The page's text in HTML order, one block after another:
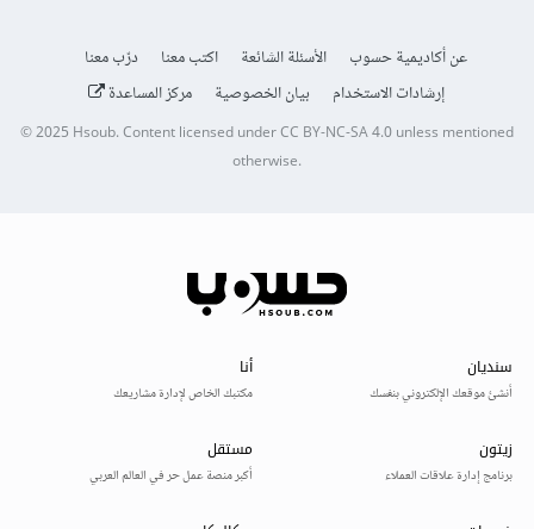
عن أكاديمية حسوب الأسئلة الشائعة اكتب معنا
درّب معنا
إرشادات الاستخدام
بيان الخصوصية مركز المساعدة
© 2025Hsoub.Content licensed underCC BY-NC-SA 4.0unless mentioned
otherwise.